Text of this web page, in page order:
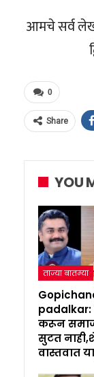
आमचे सर्व लेख
0
Share
YOU
ताज्या बातम्या
padalkar:
करून
सुटत
वास्तवात